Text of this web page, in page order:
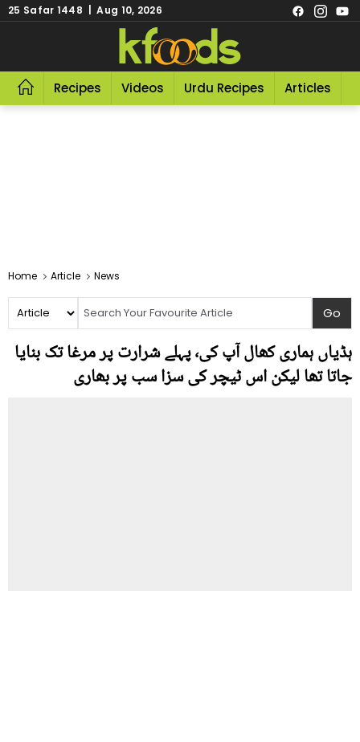
25 Safar 1448 | Aug 10, 2026
Recipes Videos Urdu Recipes Articles
Home Article News
ہڈیاں ہماری کھال آپ کی٬ پہلے شرارت پر مرغا تک بنایا
جاتا تھا لیکن اس ٹیچر کی سزا سب پر بھاری